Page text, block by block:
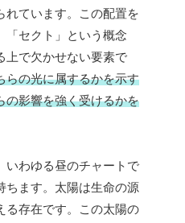
れています。この配置を
「セクト」という概念
上で欠かせない要素で
らの光に属するかを示す
の影響を強く受けるかを
いわゆる昼のチャートで
ちます。太陽は生命の源
る存在です。この太陽の